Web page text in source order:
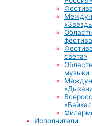
света»
музыки
Исполнители